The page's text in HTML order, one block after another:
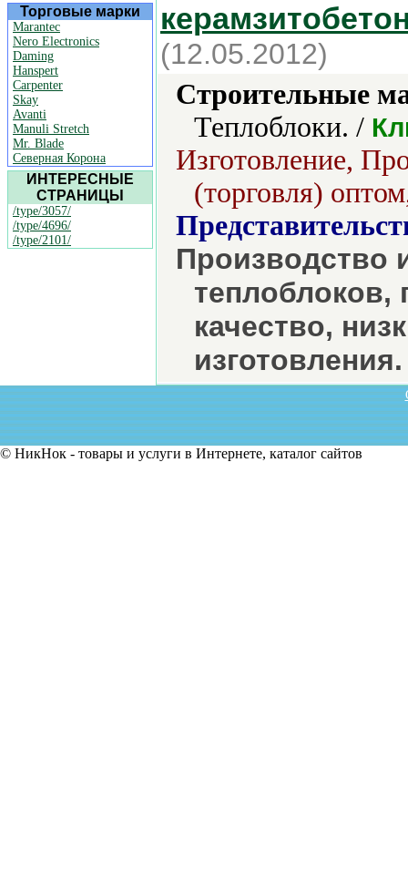
Торговые марки
Marantec
Nero Electronics
Daming
Hanspert
Carpenter
Skay
Avanti
Manuli Stretch
Mr. Blade
Северная Корона
ИНТЕРЕСНЫЕ
СТРАНИЦЫ
/type/3057/
/type/4696/
/type/2101/
(12.05.2012)
Строительные
Теплоблоки. /
Изготовление,
(торговля)
Производство
теплоблоков,
качество,
изготовления.
© НикНок - товары и услуги в Интернете, каталог сайтов